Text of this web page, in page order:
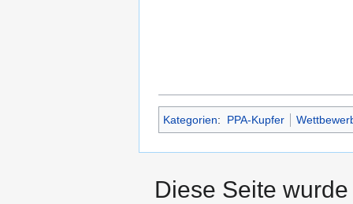
Kategorien: PPA-Kupfer
Diese Seite